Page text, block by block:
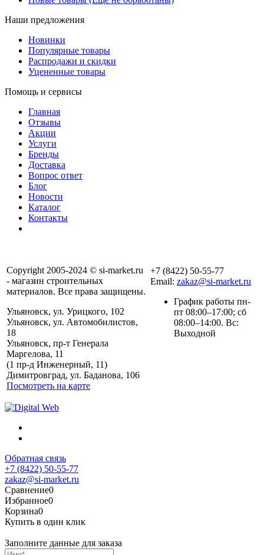
Наши предложения
Новинки
Популярные товары
Распродажи и скидки
Уцененные товары
Помощь и сервисы
Главная
Отзывы
Акции
Услуги
Бренды
Доставка
Вопрос ответ
Блог
Новости
Каталог
Контакты
Copyright 2005-2024 © si-market.ru
- магазин строительных
материалов. Все права защищены.
Ульяновск, ул. Урицкого, 102
Ульяновск, ул. Автомобилистов,
18
Ульяновск, пр-т Генерала
Маргелова, 11
(1 пр-д Инженерный, 11)
Димитровград, ул. Баданова, 106
Посмотреть на карте
+7 (8422) 50-55-77
Email: zakaz@si-market.ru
График работы пн-
пт 08:00–17:00; сб
08:00–14:00. Вс:
Выходной
Обратная связь
+7 (8422) 50-55-77
zakaz@si-market.ru
Сравнение0
Избранное0
Корзина0
Купить в один клик
Заполните данные для заказа